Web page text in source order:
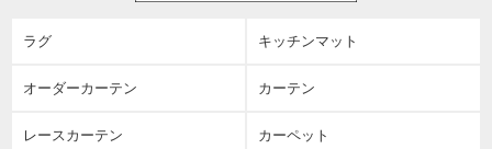
ラグ キッチンマット
オーダーカーテン カーテン
レースカーテン カーペット